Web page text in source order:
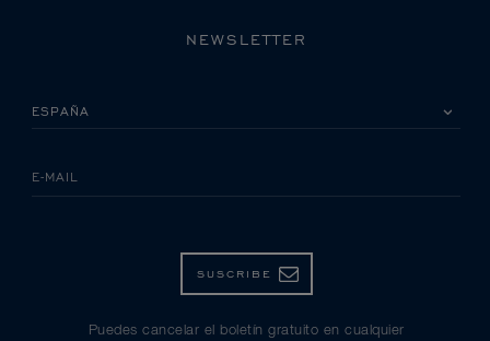
NEWSLETTER
POR FAVOR, SELECCIONA TU PAÍS
E-MAIL
SUSCRIBE
Puedes cancelar el boletín gratuito en cualquier